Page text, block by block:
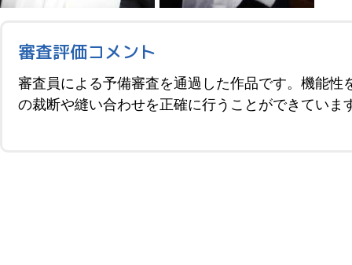
審査評価コメント
審査員による予備審査を通過した作品です。機能
の裁断や縫い合わせを正確に行うことができていま